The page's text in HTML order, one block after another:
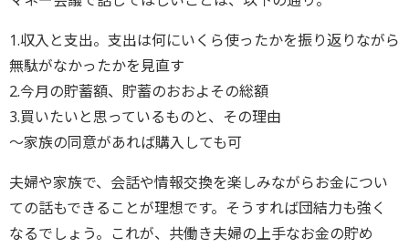
1.収入と支出。支出は何にいくら使ったかを振り返りながら
無駄がなかったかを見直す
2.今月の貯蓄額、貯蓄のおおよその総額
3.買いたいと思っているものと、その理由
～家族の同意があれば購入しても可
夫婦や家族で、会話や情報交換を楽しみながらお金につい
ての話もできることが理想です。そうすれば団結力も強く
なるでしょう。これが、共働き夫婦の上手なお金の貯め